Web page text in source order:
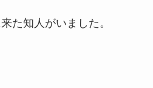
た知人がいました。